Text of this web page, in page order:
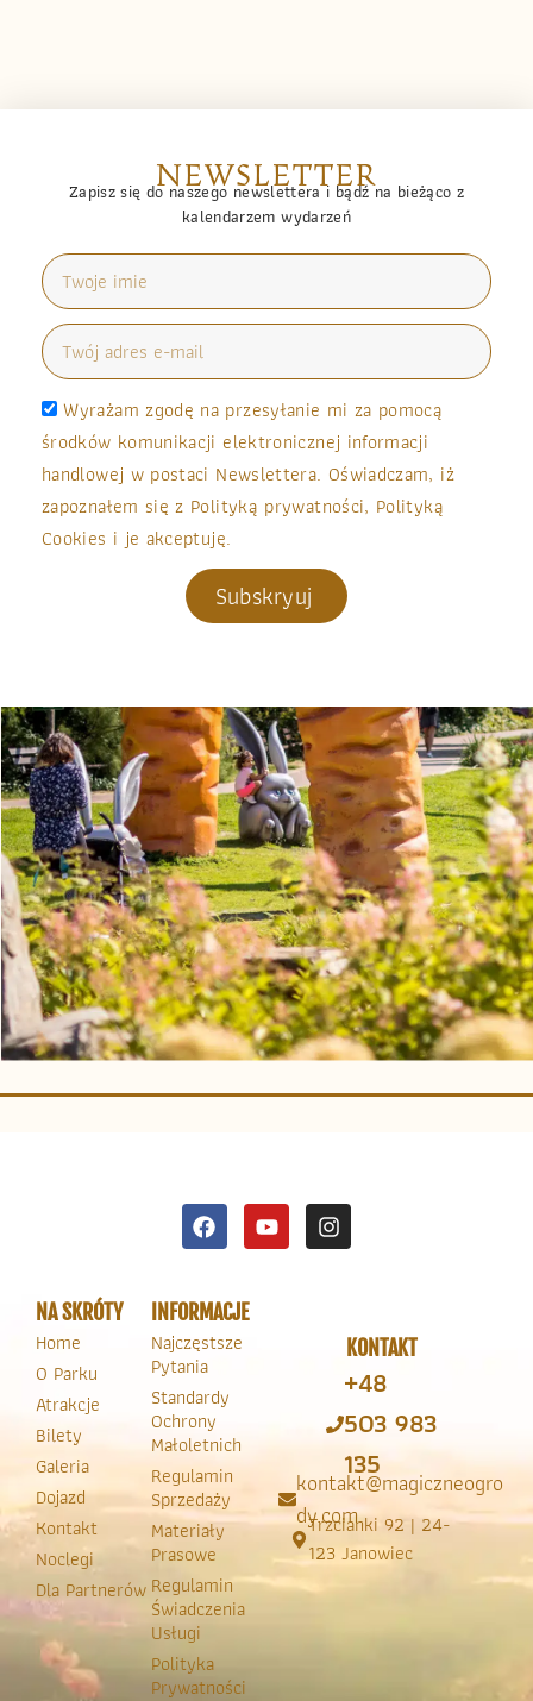
NEWSLETTER
Zapisz się do naszego newslettera i bądź na bieżąco z
kalendarzem wydarzeń
Wyrażam zgodę na przesyłanie mi za pomocą
środków komunikacji elektronicznej informacji
handlowej w postaci Newslettera. Oświadczam, iż
zapoznałem się z Polityką prywatności, Polityką
Cookies i je akceptuję.
Subskryuj
NA SKRÓTY
Home
O Parku
Atrakcje
Bilety
Galeria
Dojazd
Kontakt
Noclegi
Dla Partnerów
INFORMACJE
Najczęstsze
Pytania
Standardy
Ochrony
Małoletnich
Regulamin
Sprzedaży
Materiały
Prasowe
Regulamin
Świadczenia
Usługi
Polityka
Prywatności
KONTAKT
+48
503 983
135
kontakt@magiczneogro
dy.com
Trzcianki 92 | 24-
123 Janowiec